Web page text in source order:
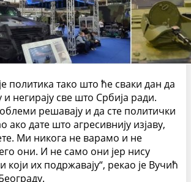
политика тако што ће сваки дан да
и негирају све што Србија ради.
решавају и да сте политички
ако дате што агресивнију изјаву,
Ми никога не варамо и не
они. И не само они јер нису
који их подржавају“, рекао је Вучић